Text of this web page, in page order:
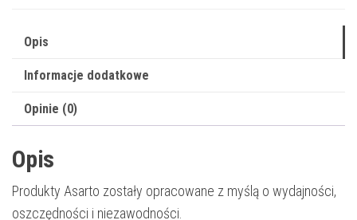
24000
black
Opis
Informacje dodatkowe
Opinie (0)
Opis
Produkty Asarto zostały opracowane z myślą o wydajności,
oszczędności i niezawodności.